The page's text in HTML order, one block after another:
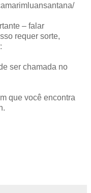
– falar
requer sorte,
ser chamada no
que você encontra